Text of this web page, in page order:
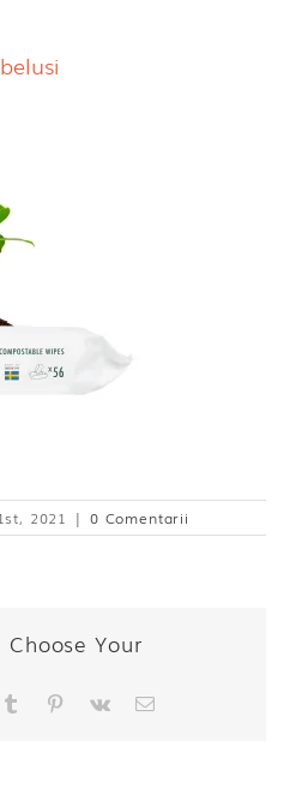
2021 | 0 Comentarii
Choose Your
TumblrPinterest
Vk
E-